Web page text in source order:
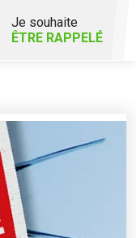
Je souhaite
ÊTRE RAPPELÉ